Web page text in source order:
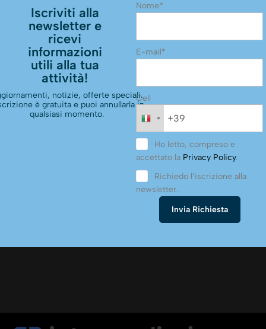
Iscriviti alla
newsletter e
ricevi
informazioni
utili alla tua
attività!
notizie, offerte speciali.
è gratuita e puoi annullarla in
qualsiasi momento.
Nome*
E-mail*
Cell
Ho letto, compreso e
accettato la Privacy Policy.
Richiedo l’iscrizione alla
newsletter.